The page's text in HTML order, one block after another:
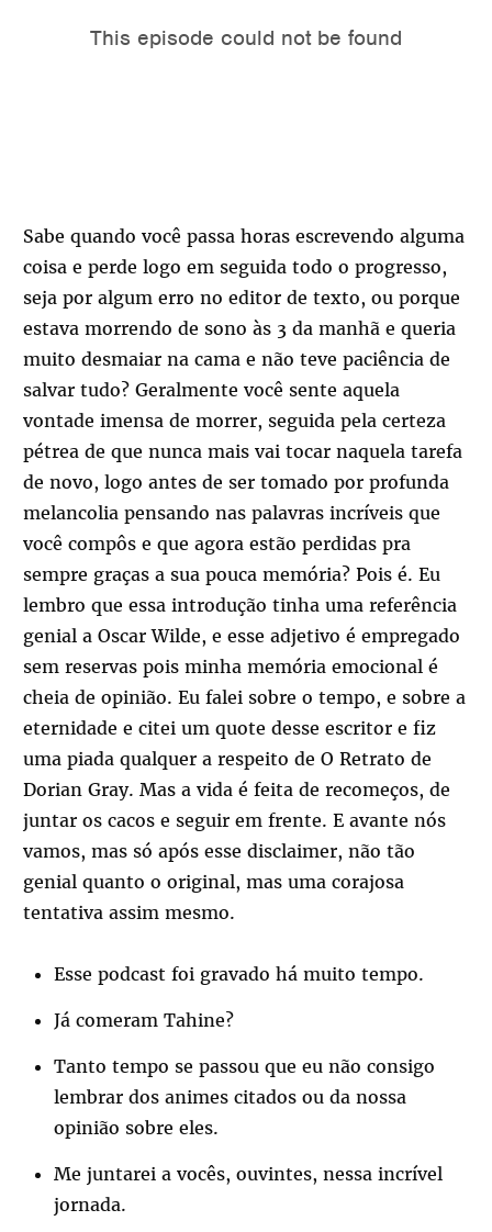
Sabe quando você passa horas escrevendo alguma
coisa e perde logo em seguida todo o progresso,
seja por algum erro no editor de texto, ou porque
estava morrendo de sono às 3 da manhã e queria
muito desmaiar na cama e não teve paciência de
salvar tudo? Geralmente você sente aquela
vontade imensa de morrer, seguida pela certeza
pétrea de que nunca mais vai tocar naquela tarefa
de novo, logo antes de ser tomado por profunda
melancolia pensando nas palavras incríveis que
você compôs e que agora estão perdidas pra
sempre graças a sua pouca memória? Pois é. Eu
lembro que essa introdução tinha uma referência
genial a Oscar Wilde, e esse adjetivo é empregado
sem reservas pois minha memória emocional é
cheia de opinião. Eu falei sobre o tempo, e sobre a
eternidade e citei um quote desse escritor e fiz
uma piada qualquer a respeito de O Retrato de
Dorian Gray. Mas a vida é feita de recomeços, de
juntar os cacos e seguir em frente. E avante nós
vamos, mas só após esse disclaimer, não tão
genial quanto o original, mas uma corajosa
tentativa assim mesmo.
Esse podcast foi gravado há muito tempo.
Já comeram Tahine?
Tanto tempo se passou que eu não consigo
lembrar dos animes citados ou da nossa
opinião sobre eles.
Me juntarei a vocês, ouvintes, nessa incrível
jornada.